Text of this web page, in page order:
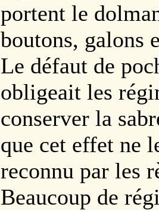
portent le
boutons, galons
Le défaut de
obligeait les
conserver la
que cet effet ne
reconnu par les
Beaucoup de